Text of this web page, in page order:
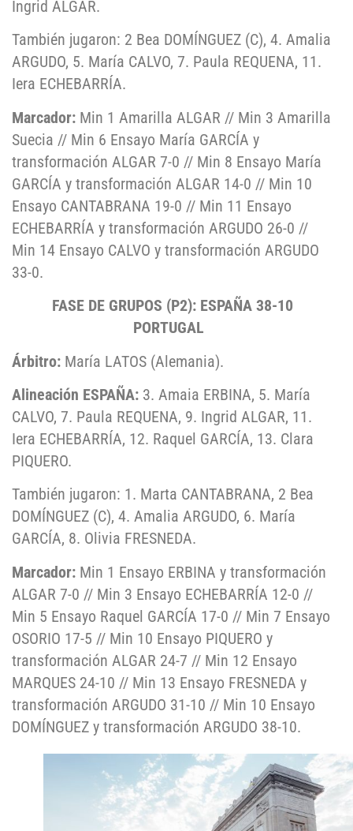
Ingrid ALGAR.
También jugaron: 2 Bea DOMÍNGUEZ (C), 4. Amalia
ARGUDO, 5. María CALVO, 7. Paula REQUENA, 11.
Iera ECHEBARRÍA.
Marcador: Min 1 Amarilla ALGAR // Min 3 Amarilla
Suecia // Min 6 Ensayo María GARCÍA y
transformación ALGAR 7-0 // Min 8 Ensayo María
GARCÍA y transformación ALGAR 14-0 // Min 10
Ensayo CANTABRANA 19-0 // Min 11 Ensayo
ECHEBARRÍA y transformación ARGUDO 26-0 //
Min 14 Ensayo CALVO y transformación ARGUDO
33-0.
FASE DE GRUPOS (P2): ESPAÑA 38-10
PORTUGAL
Árbitro: María LATOS (Alemania).
Alineación ESPAÑA: 3. Amaia ERBINA, 5. María
CALVO, 7. Paula REQUENA, 9. Ingrid ALGAR, 11.
Iera ECHEBARRÍA, 12. Raquel GARCÍA, 13. Clara
PIQUERO.
También jugaron: 1. Marta CANTABRANA, 2 Bea
DOMÍNGUEZ (C), 4. Amalia ARGUDO, 6. María
GARCÍA, 8. Olivia FRESNEDA.
Marcador: Min 1 Ensayo ERBINA y transformación
ALGAR 7-0 // Min 3 Ensayo ECHEBARRÍA 12-0 //
Min 5 Ensayo Raquel GARCÍA 17-0 // Min 7 Ensayo
OSORIO 17-5 // Min 10 Ensayo PIQUERO y
transformación ALGAR 24-7 // Min 12 Ensayo
MARQUES 24-10 // Min 13 Ensayo FRESNEDA y
transformación ARGUDO 31-10 // Min 10 Ensayo
DOMÍNGUEZ y transformación ARGUDO 38-10.